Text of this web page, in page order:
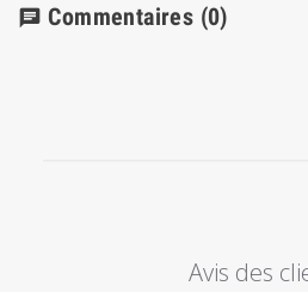
chat Commentaires (0)
Avis des